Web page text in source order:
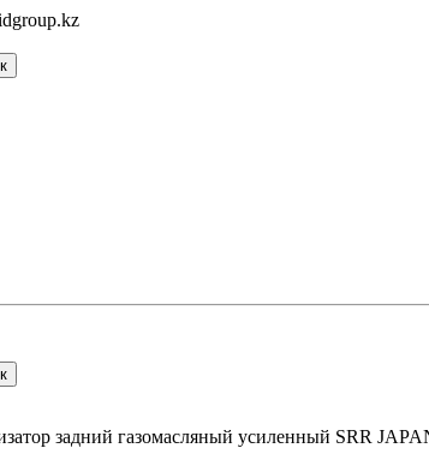
задний газомасляный усиленный SRR